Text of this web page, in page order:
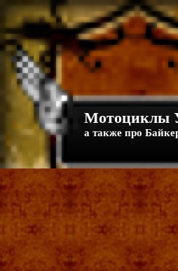
Мотоциклы
а также про